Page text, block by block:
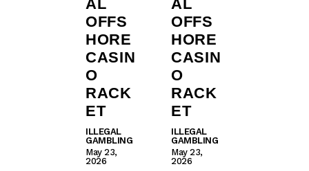
AL
OFFS
HORE
CASIN
O
RACK
ET
ILLEGAL
GAMBLING
May 23,
2026
AL
OFFS
HORE
CASIN
O
RACK
ET
ILLEGAL
GAMBLING
May 23,
2026